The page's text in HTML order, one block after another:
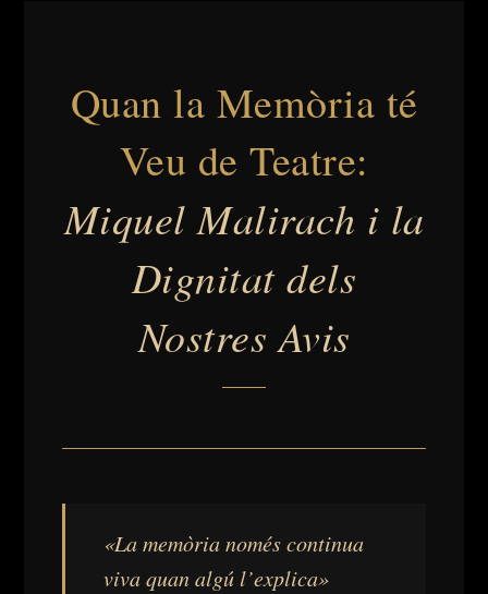
Quan la Memòria té
Veu de Teatre:
Miquel Malirach i la
Dignitat dels
Nostres Avis
«La memòria només continua
viva quan algú l’explica»